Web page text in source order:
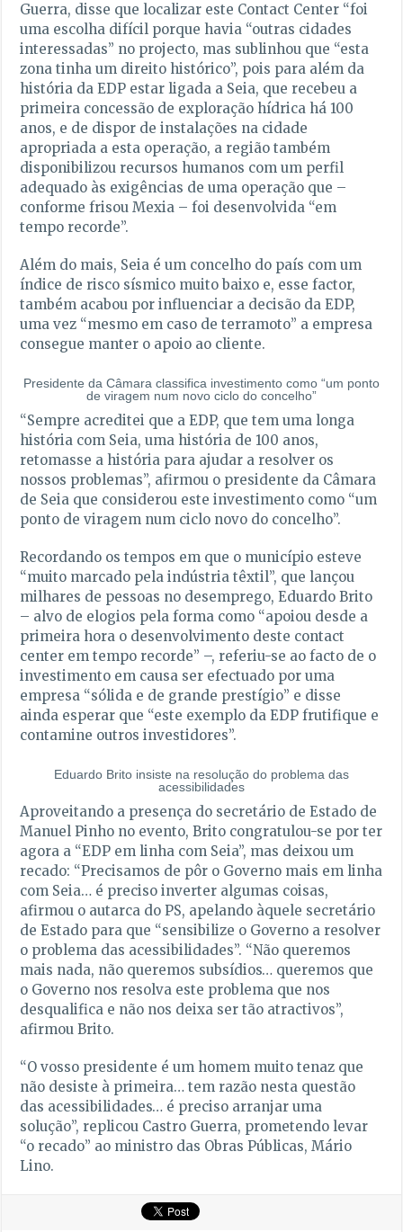
Guerra, disse que localizar este Contact Center “foi
uma escolha difícil porque havia “outras cidades
interessadas” no projecto, mas sublinhou que “esta
zona tinha um direito histórico”, pois para além da
história da EDP estar ligada a Seia, que recebeu a
primeira concessão de exploração hídrica há 100
anos, e de dispor de instalações na cidade
apropriada a esta operação, a região também
disponibilizou recursos humanos com um perfil
adequado às exigências de uma operação que –
conforme frisou Mexia – foi desenvolvida “em
tempo recorde”.
Além do mais, Seia é um concelho do país com um
índice de risco sísmico muito baixo e, esse factor,
também acabou por influenciar a decisão da EDP,
uma vez “mesmo em caso de terramoto” a empresa
consegue manter o apoio ao cliente.
Presidente da Câmara classifica investimento como “um ponto
de viragem num novo ciclo do concelho”
“Sempre acreditei que a EDP, que tem uma longa
história com Seia, uma história de 100 anos,
retomasse a história para ajudar a resolver os
nossos problemas”, afirmou o presidente da Câmara
de Seia que considerou este investimento como “um
ponto de viragem num ciclo novo do concelho”.
Recordando os tempos em que o município esteve
“muito marcado pela indústria têxtil”, que lançou
milhares de pessoas no desemprego, Eduardo Brito
– alvo de elogios pela forma como “apoiou desde a
primeira hora o desenvolvimento deste contact
center em tempo recorde” –, referiu-se ao facto de o
investimento em causa ser efectuado por uma
empresa “sólida e de grande prestígio” e disse
ainda esperar que “este exemplo da EDP frutifique e
contamine outros investidores”.
Eduardo Brito insiste na resolução do problema das
acessibilidades
Aproveitando a presença do secretário de Estado de
Manuel Pinho no evento, Brito congratulou-se por ter
agora a “EDP em linha com Seia”, mas deixou um
recado: “Precisamos de pôr o Governo mais em linha
com Seia… é preciso inverter algumas coisas,
afirmou o autarca do PS, apelando àquele secretário
de Estado para que “sensibilize o Governo a resolver
o problema das acessibilidades”. “Não queremos
mais nada, não queremos subsídios… queremos que
o Governo nos resolva este problema que nos
desqualifica e não nos deixa ser tão atractivos”,
afirmou Brito.
“O vosso presidente é um homem muito tenaz que
não desiste à primeira… tem razão nesta questão
das acessibilidades… é preciso arranjar uma
solução”, replicou Castro Guerra, prometendo levar
“o recado” ao ministro das Obras Públicas, Mário
Lino.